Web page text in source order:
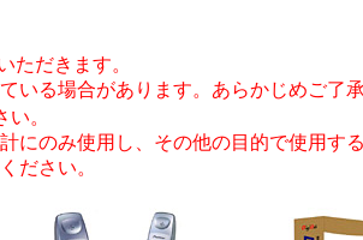
ただきます。
る場合があります。あらかじめご了承
。
のみ使用し、その他の目的で使用す
ださい。